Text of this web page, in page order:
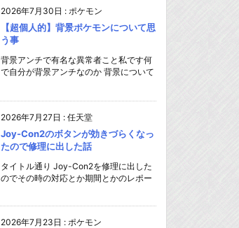
2026年7月30日 : ポケモン
【超個人的】背景ポケモンについて思
う事
背景アンチで有名な異常者こと私です何
で自分が背景アンチなのか 背景について
2026年7月27日 : 任天堂
Joy-Con2のボタンが効きづらくなっ
たので修理に出した話
タイトル通り Joy-Con2を修理に出した
のでその時の対応とか期間とかのレポー
2026年7月23日 : ポケモン